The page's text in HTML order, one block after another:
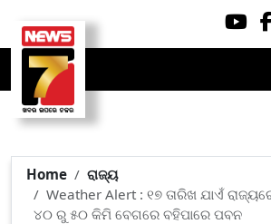
Home
ରାଜ୍ୟ
Weather Alert : ୧୭ ତାରିଖ ଯାଏଁ
୪୦ ରୁ ୫୦ କିମି ବେଗରେ ବହିପାରେ ପବନ